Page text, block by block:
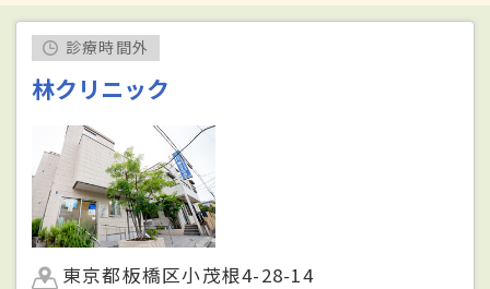
診療時間外
林クリニック
東京都板橋区小茂根4-28-14